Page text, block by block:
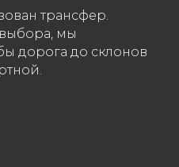
трансфер.
мы
дорога до склонов